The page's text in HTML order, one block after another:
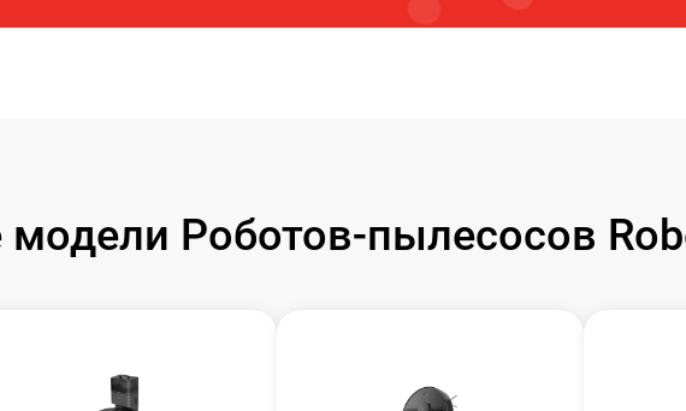
Роботов-пылесосов